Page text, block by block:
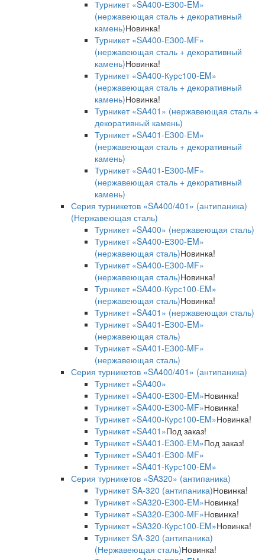
Турникет «SA400-Е300-EM»
(нержавеющая сталь + декоративный
камень)Новинка!
Турникет «SA400-Е300-MF»
(нержавеющая сталь + декоративный
камень)Новинка!
Турникет «SA400-Курс100-EM»
(нержавеющая сталь + декоративный
камень)Новинка!
Турникет «SA401» (нержавеющая сталь +
декоративный камень)
Турникет «SA401-E300-EM»
(нержавеющая сталь + декоративный
камень)
Турникет «SA401-E300-MF»
(нержавеющая сталь + декоративный
камень)
Серия турникетов «SA400/401» (антипаника)
(Нержавеющая сталь)
Турникет «SA400» (нержавеющая сталь)
Турникет «SA400-Е300-EM»
(нержавеющая сталь)Новинка!
Турникет «SA400-Е300-MF»
(нержавеющая сталь)Новинка!
Турникет «SA400-Курс100-EM»
(нержавеющая сталь)Новинка!
Турникет «SA401» (нержавеющая сталь)
Турникет «SA401-E300-EM»
(нержавеющая сталь)
Турникет «SA401-E300-MF»
(нержавеющая сталь)
Серия турникетов «SA400/401» (антипаника)
Турникет «SA400»
Турникет «SA400-Е300-EM»Новинка!
Турникет «SA400-Е300-MF»Новинка!
Турникет «SA400-Курс100-EM»Новинка!
Турникет «SA401»Под заказ!
Турникет «SA401-E300-EM»Под заказ!
Турникет «SA401-E300-MF»
Турникет «SA401-Курс100-EM»
Серия турникетов «SA320» (антипаника)
Турникет SA-320 (антипаника)Новинка!
Турникет «SA320-Е300-EM»Новинка!
Турникет «SA320-Е300-MF»Новинка!
Турникет «SA320-Курс100-EM»Новинка!
Турникет SA-320 (антипаника)
(Нержавеющая сталь)Новинка!